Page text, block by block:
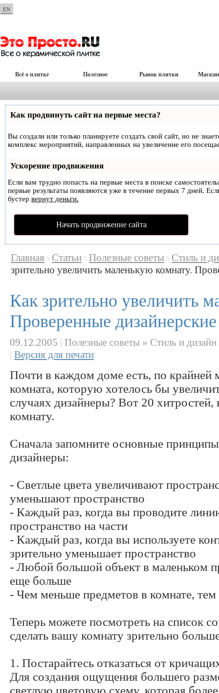
EN
Всё о плитке Полезное Рынок плитки
Как продвинуть сайт на первые места?
Вы создали или только планируете создать свой сайт, но не
комплекс мероприятий, направленных на увеличение его
Ускорение продвижения
Если вам трудно попасть на первые места в поиске
первые результаты появляются уже в течение первых 7 дней.
бустер вернут деньги.
Начать продвижение сайта
Главная \ Статьи \ Полезные советы \ Стиль и
зрительно увеличить маленькую комнату.
Как зрительно увеличить
Проверенные
09.12.2005 | Полезные советы » Стиль и
| Версия для печати
Почти в каждом доме есть, по крайней
комната, которую хотелось бы
случаях дизайнеры? Вот 20
комнату.
Сначала запомните основные
дизайнеры:
- Светлые цвета увеличивают
уменьшают пространство
- Каждый раз, когда вы проводите
пространство на части
- Каждый раз, когда вы используете
зрительно уменьшает пространство
- Любой большой объект в маленьком
еще больше
- Чем меньше предметов в комнате,
Теперь можете посмотреть на список
сделать вашу комнату зрительно
1. Постарайтесь отказаться от
Для создания ощущения большего
светлую цветовую схему, которая